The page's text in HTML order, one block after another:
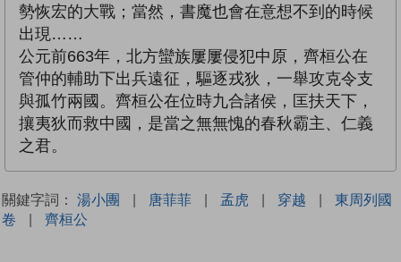
勢恢宏的大戰；當然，書魔也會在意想不到的時候
出現……
公元前663年，北方蠻族屢屢侵犯中原，齊桓公在
管仲的輔助下出兵遠征，驅逐戎狄，一舉攻克令支
與孤竹兩國。齊桓公在位時九合諸侯，匡扶天下，
攘夷狄而救中國，是當之無無愧的春秋霸主、仁義
之君。
關鍵字詞： 湯小團 | 唐菲菲 | 孟虎 | 穿越 |
東周列國
卷
| 齊桓公